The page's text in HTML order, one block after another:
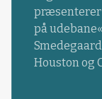
præsenterer
på
Houston og